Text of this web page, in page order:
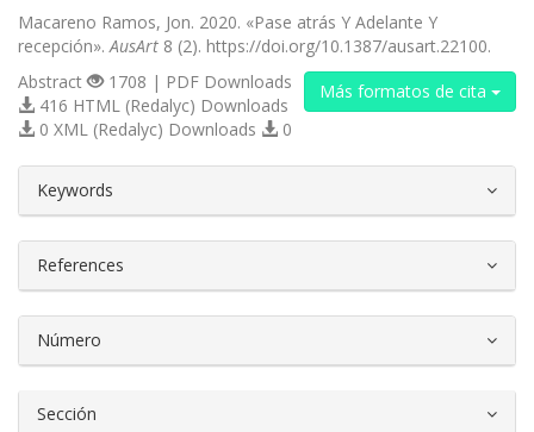
Macareno Ramos, Jon. 2020. «Pase atrás Y Adelante Y
recepción». AusArt 8 (2). https://doi.org/10.1387/ausart.22100.
Más formatos de cita
Abstract
1708 | PDF Downloads
416 HTML (Redalyc) Downloads
0 XML (Redalyc) Downloads
0
Keywords
References
Número
Sección